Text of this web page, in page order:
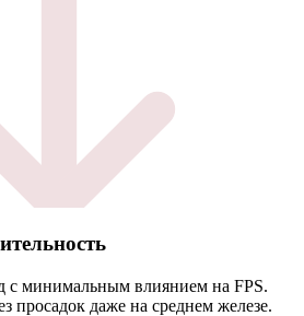
с минимальным влиянием на FPS.
просадок даже на среднем железе.